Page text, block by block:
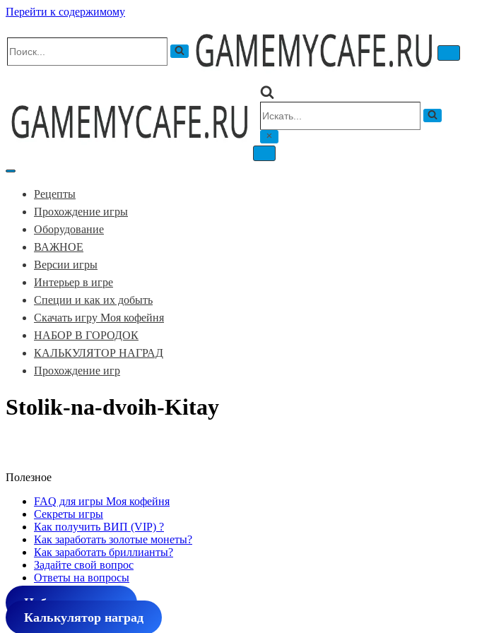
Перейти к содержимому
Меню
Меню
Меню
Рецепты
Прохождение игры
Оборудование
ВАЖНОЕ
Версии игры
Интерьер в игре
Специи и как их добыть
Скачать игру Моя кофейня
НАБОР В ГОРОДОК
КАЛЬКУЛЯТОР НАГРАД
Прохождение игр
Stolik-na-dvoih-Kitay
Полезное
FAQ для игры Моя кофейня
Секреты игры
Как получить ВИП (VIP) ?
Как заработать золотые монеты?
Как заработать бриллианты?
Задайте свой вопрос
Ответы на вопросы
Набор в городок
Калькулятор наград